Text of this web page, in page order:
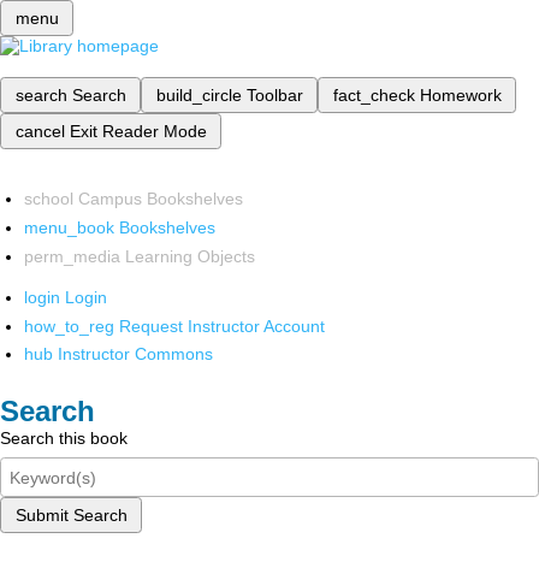
menu
search Search build_circle Toolbar fact_check Homework
cancel Exit Reader Mode
school Campus Bookshelves
menu_book Bookshelves
perm_media Learning Objects
login Login
how_to_reg Request Instructor Account
hub Instructor Commons
Search
Search this book
Submit Search